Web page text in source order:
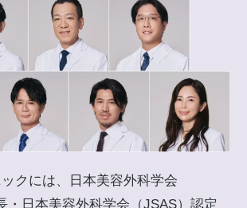
クには、日本美容外科学会
・日本美容外科学会（JSAS）認定